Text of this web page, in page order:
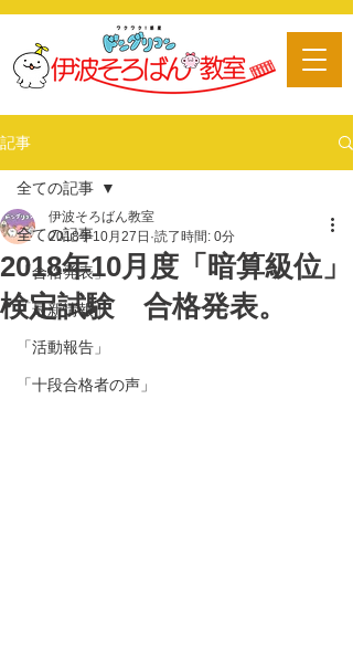
記事
全ての記事
「合格発表」
「最新情報」
「活動報告」
「十段合格者の声」
全ての記事
2018年10月度「暗算級位」
検定試験 合格発表。
伊波そろばん教室
2018年10月27日 読了時間: 0分